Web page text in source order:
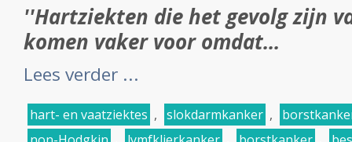
''Hartziekten die het gevolg zijn
komen vaker voor omdat...
Lees verder ...
hart- en vaatziektes , slokdarmkanker ,